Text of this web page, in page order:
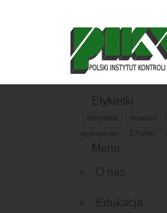
Etykietki
Wszystkie
wydarzenie
Menu
O nas
Edukacja